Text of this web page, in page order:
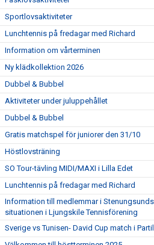
Sportlovsaktiviteter
Lunchtennis på fredagar med Richard
Information om vårterminen
Ny klädkollektion 2026
Dubbel & Bubbel
Aktiviteter under juluppehållet
Dubbel & Bubbel
Gratis matchspel för juniorer den 31/10
Höstlovsträning
SO Tour-tävling MIDI/MAXI i Lilla Edet
Lunchtennis på fredagar med Richard
Information till medlemmar i
situationen i Ljungskile Tennisförening
Sverige vs Tunisen- David Cup match i